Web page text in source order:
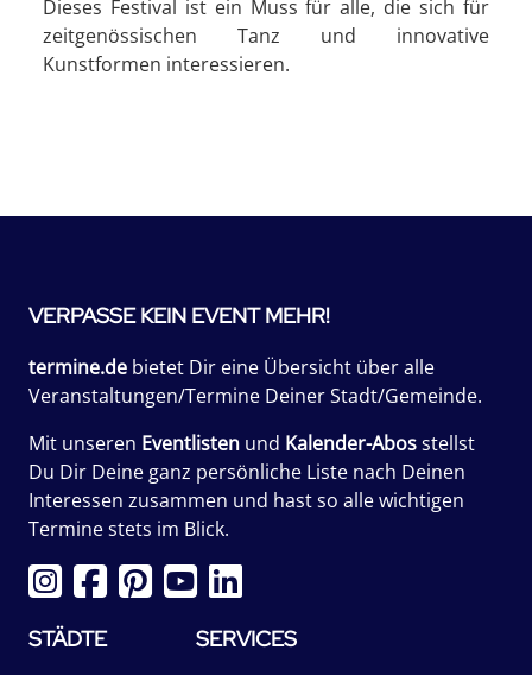
Dieses Festival ist ein Muss für alle, die sich für
zeitgenössischen Tanz und innovative
Kunstformen interessieren.
VERPASSE KEIN EVENT MEHR!
termine.de bietet Dir eine Übersicht über alle
Veranstaltungen/Termine Deiner Stadt/Gemeinde.
Mit unseren Eventlisten und Kalender-Abosstellst
Du Dir Deine ganz persönliche Liste nach Deinen
Interessen zusammen und hast so alle wichtigen
Termine stets im Blick.
STÄDTE SERVICES